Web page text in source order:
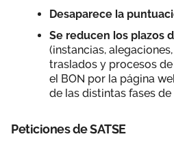
Desaparece la
Se reducen los plazos
(instancias,
traslados y procesos
el BON por la página
de las distintas fases
Peticiones de SATSE